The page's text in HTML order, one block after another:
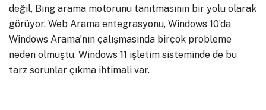
değil, Bing arama motorunu tanıtmasının bir yolu olarak
görüyor. Web Arama entegrasyonu, Windows 10’da
Windows Arama’nın çalışmasında birçok probleme
neden olmuştu. Windows 11 işletim sisteminde de bu
tarz sorunlar çıkma ihtimali var.